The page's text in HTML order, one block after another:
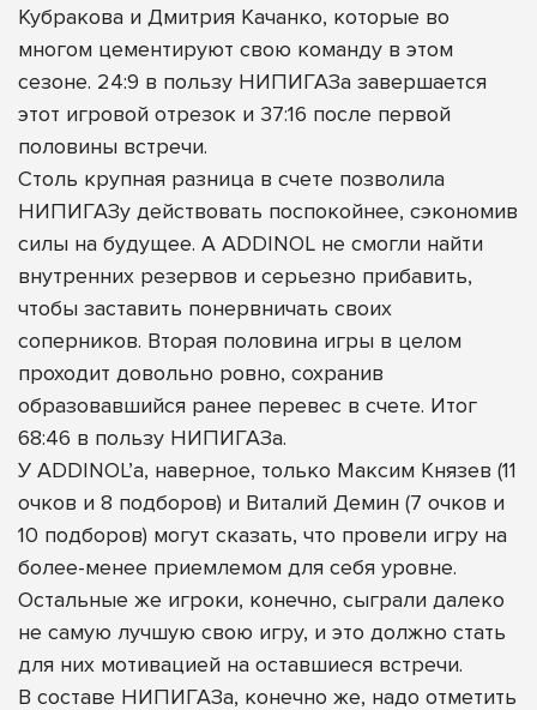
Кубракова и Дмитрия Качанко, которые во
многом цементируют свою команду в этом
сезоне. 24:9 в пользу НИПИГАЗа завершается
этот игровой отрезок и 37:16 после первой
половины встречи.
Столь крупная разница в счете позволила
НИПИГАЗу действовать поспокойнее, сэкономив
силы на будущее. А ADDINOL не смогли найти
внутренних резервов и серьезно прибавить,
чтобы заставить понервничать своих
соперников. Вторая половина игры в целом
проходит довольно ровно, сохранив
образовавшийся ранее перевес в счете. Итог
68:46 в пользу НИПИГАЗа.
У ADDINOL’а, наверное, только Максим Князев (11
очков и 8 подборов) и Виталий Демин (7 очков и
10 подборов) могут сказать, что провели игру на
более-менее приемлемом для себя уровне.
Остальные же игроки, конечно, сыграли далеко
не самую лучшую свою игру, и это должно стать
для них мотивацией на оставшиеся встречи.
В составе НИПИГАЗа, конечно же, надо отметить